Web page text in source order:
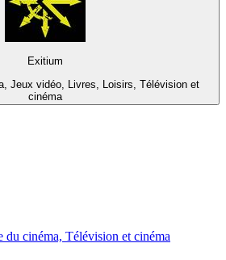
Exitium
Jeux vidéo, Livres, Loisirs, Télévision et
cinéma
cinéma, Télévision et cinéma